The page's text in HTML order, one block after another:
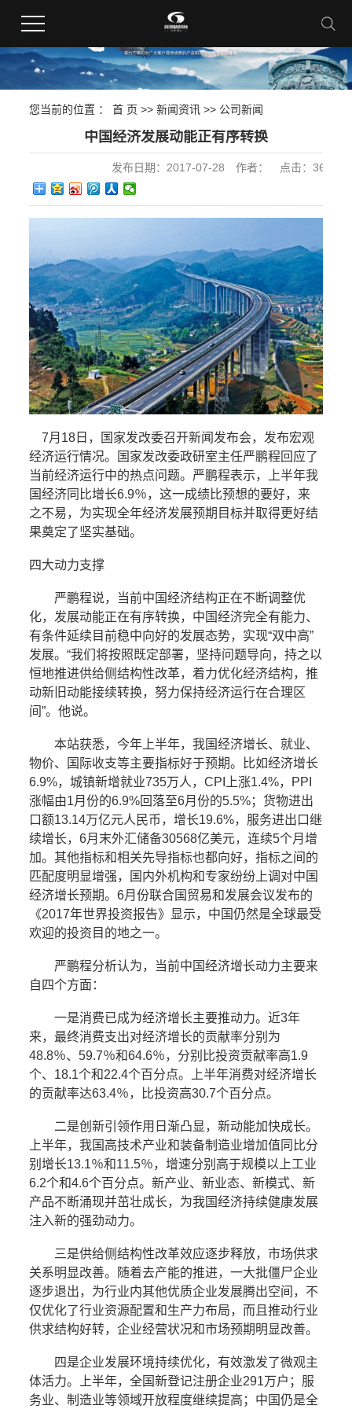
您当前的位置 ：首 页 >>新闻资讯>> 公司新闻
中国经济发展动能正有序转换
发布日期： 2017-07-28 作者： 点击：369
7月18日，国家发改委召开新闻发布会，发布宏观
经济运行情况。国家发改委政研室主任严鹏程回应了
当前经济运行中的热点问题。严鹏程表示，上半年我
国经济同比增长6.9％，这一成绩比预想的要好，来
之不易，为实现全年经济发展预期目标并取得更好结
果奠定了坚实基础。
四大动力支撑
严鹏程说，当前中国经济结构正在不断调整优
化，发展动能正在有序转换，中国经济完全有能力、
有条件延续目前稳中向好的发展态势，实现“双中高”
发展。“我们将按照既定部署，坚持问题导向，持之以
恒地推进供给侧结构性改革，着力优化经济结构，推
动新旧动能接续转换，努力保持经济运行在合理区
间”。他说。
本站获悉，今年上半年，我国经济增长、就业、
物价、国际收支等主要指标好于预期。比如经济增长
6.9%，城镇新增就业735万人，CPI上涨1.4%，PPI
涨幅由1月份的6.9%回落至6月份的5.5%；货物进出
口额13.14万亿元人民币，增长19.6%，服务进出口继
续增长，6月末外汇储备30568亿美元，连续5个月增
加。其他指标和相关先导指标也都向好，指标之间的
匹配度明显增强，国内外机构和专家纷纷上调对中国
经济增长预期。6月份联合国贸易和发展会议发布的
《2017年世界投资报告》显示，中国仍然是全球最受
欢迎的投资目的地之一。
严鹏程分析认为，当前中国经济增长动力主要来
自四个方面：
一是消费已成为经济增长主要推动力。近3年
来，最终消费支出对经济增长的贡献率分别为
48.8％、59.7％和64.6％，分别比投资贡献率高1.9
个、18.1个和22.4个百分点。上半年消费对经济增长
的贡献率达63.4％，比投资高30.7个百分点。
二是创新引领作用日渐凸显，新动能加快成长。
上半年，我国高技术产业和装备制造业增加值同比分
别增长13.1％和11.5％，增速分别高于规模以上工业
6.2个和4.6个百分点。新产业、新业态、新模式、新
产品不断涌现并茁壮成长，为我国经济持续健康发展
注入新的强劲动力。
三是供给侧结构性改革效应逐步释放，市场供求
关系明显改善。随着去产能的推进，一大批僵尸企业
逐步退出，为行业内其他优质企业发展腾出空间，不
仅优化了行业资源配置和生产力布局，而且推动行业
供求结构好转，企业经营状况和市场预期明显改善。
四是企业发展环境持续优化，有效激发了微观主
体活力。上半年，全国新登记注册企业291万户；服
务业、制造业等领域开放程度继续提高；中国仍是全